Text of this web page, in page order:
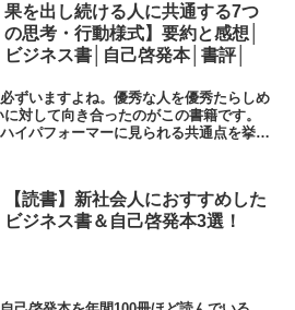
果を出し続ける人に共通する7つ
の思考・行動様式】要約と感想│
ビジネス書│自己啓発本│書評│
ずいますよね。優秀な人を優秀たらしめ
イパフォーマーに見られる共通点を挙げ
【読書】新社会人におすすめした
ビジネス書＆自己啓発本3選！